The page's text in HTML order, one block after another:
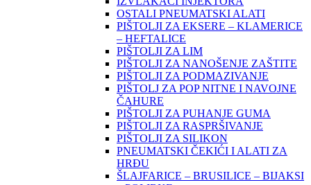
OSTALI PNEUMATSKI ALATI
PIŠTOLJI ZA EKSERE – KLAMERICE
– HEFTALICE
PIŠTOLJI ZA LIM
PIŠTOLJI ZA NANOŠENJE ZAŠTITE
PIŠTOLJI ZA PODMAZIVANJE
PIŠTOLJ ZA POP NITNE I NAVOJNE
ČAHURE
PIŠTOLJI ZA PUHANJE GUMA
PIŠTOLJI ZA RASPRŠIVANJE
PIŠTOLJI ZA SILIKON
PNEUMATSKI ČEKIĆI I ALATI ZA
HRĐU
ŠLAJFARICE – BRUSILICE – BIJAKSI